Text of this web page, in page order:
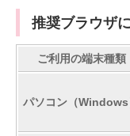
推奨ブラウザ
ご利用の端末種類
パソコン（Windows